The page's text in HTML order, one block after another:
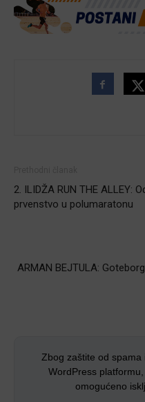
2. ILIDŽA RUN THE ALLEY:
prvenstvo u polumaratonu
ARMAN BEJTULA:
Zbog zaštite od
WordPress
omogućeno